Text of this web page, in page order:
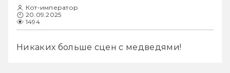
Кот-император
20.09.2025
1494
Никаких больше сцен с медведями!